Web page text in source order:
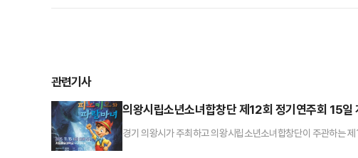
관련기사
의왕시립소년소녀합창단 제12회 정기연주회 15일
경기 의왕시가 주최하고 의왕시립소년소녀합창단이 주관하는